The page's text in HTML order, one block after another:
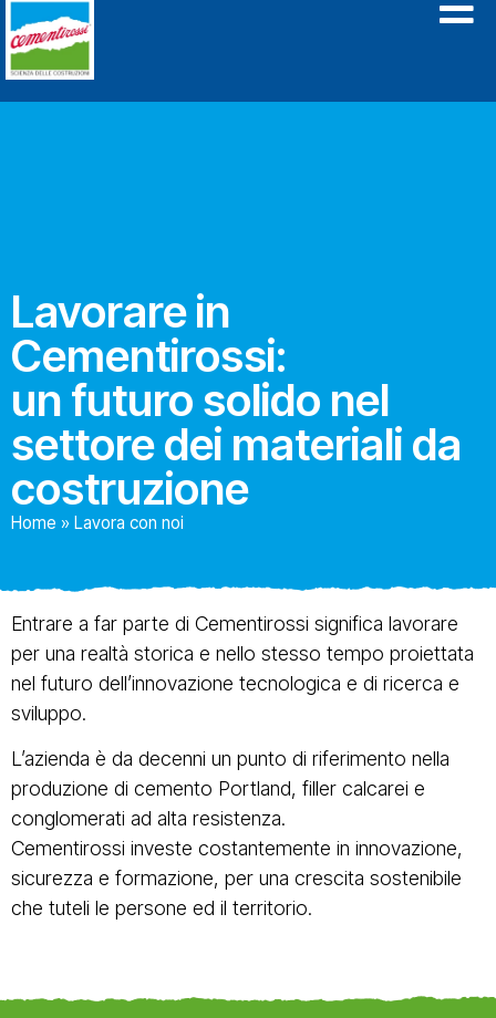
Lavorare in
Cementirossi:
un futuro solido nel
settore dei materiali da
costruzione
Home » Lavora con noi
Entrare a far parte di Cementirossi significa lavorare
per una realtà storica e nello stesso tempo proiettata
nel futuro dell’innovazione tecnologica e di ricerca e
sviluppo.
L’azienda è da decenni un punto di riferimento nella
produzione di cemento Portland, filler calcarei e
conglomerati ad alta resistenza.
Cementirossi investe costantemente in innovazione,
sicurezza e formazione, per una crescita sostenibile
che tuteli le persone ed il territorio.